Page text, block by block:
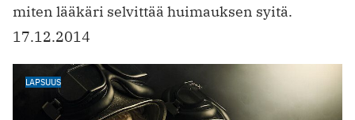
miten lääkäri selvittää huimauksen syitä.
17.12.2014
LAPSUUS